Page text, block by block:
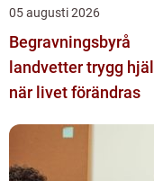
05 augusti 2026
Begravningsbyrå
landvetter trygg hjälp
när livet förändras